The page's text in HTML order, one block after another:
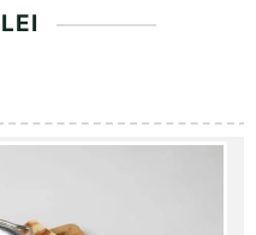
LEI